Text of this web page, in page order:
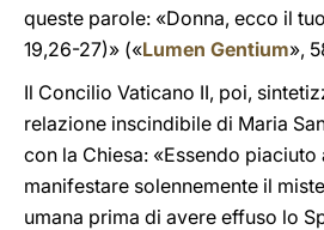
queste parole: «Donna, ecco il
19,26-27)» («Lumen Gentium»,
Il Concilio Vaticano II, poi,
relazione inscindibile di Maria
con la Chiesa: «Essendo piaciuto
manifestare solennemente il
umana prima di avere effuso lo